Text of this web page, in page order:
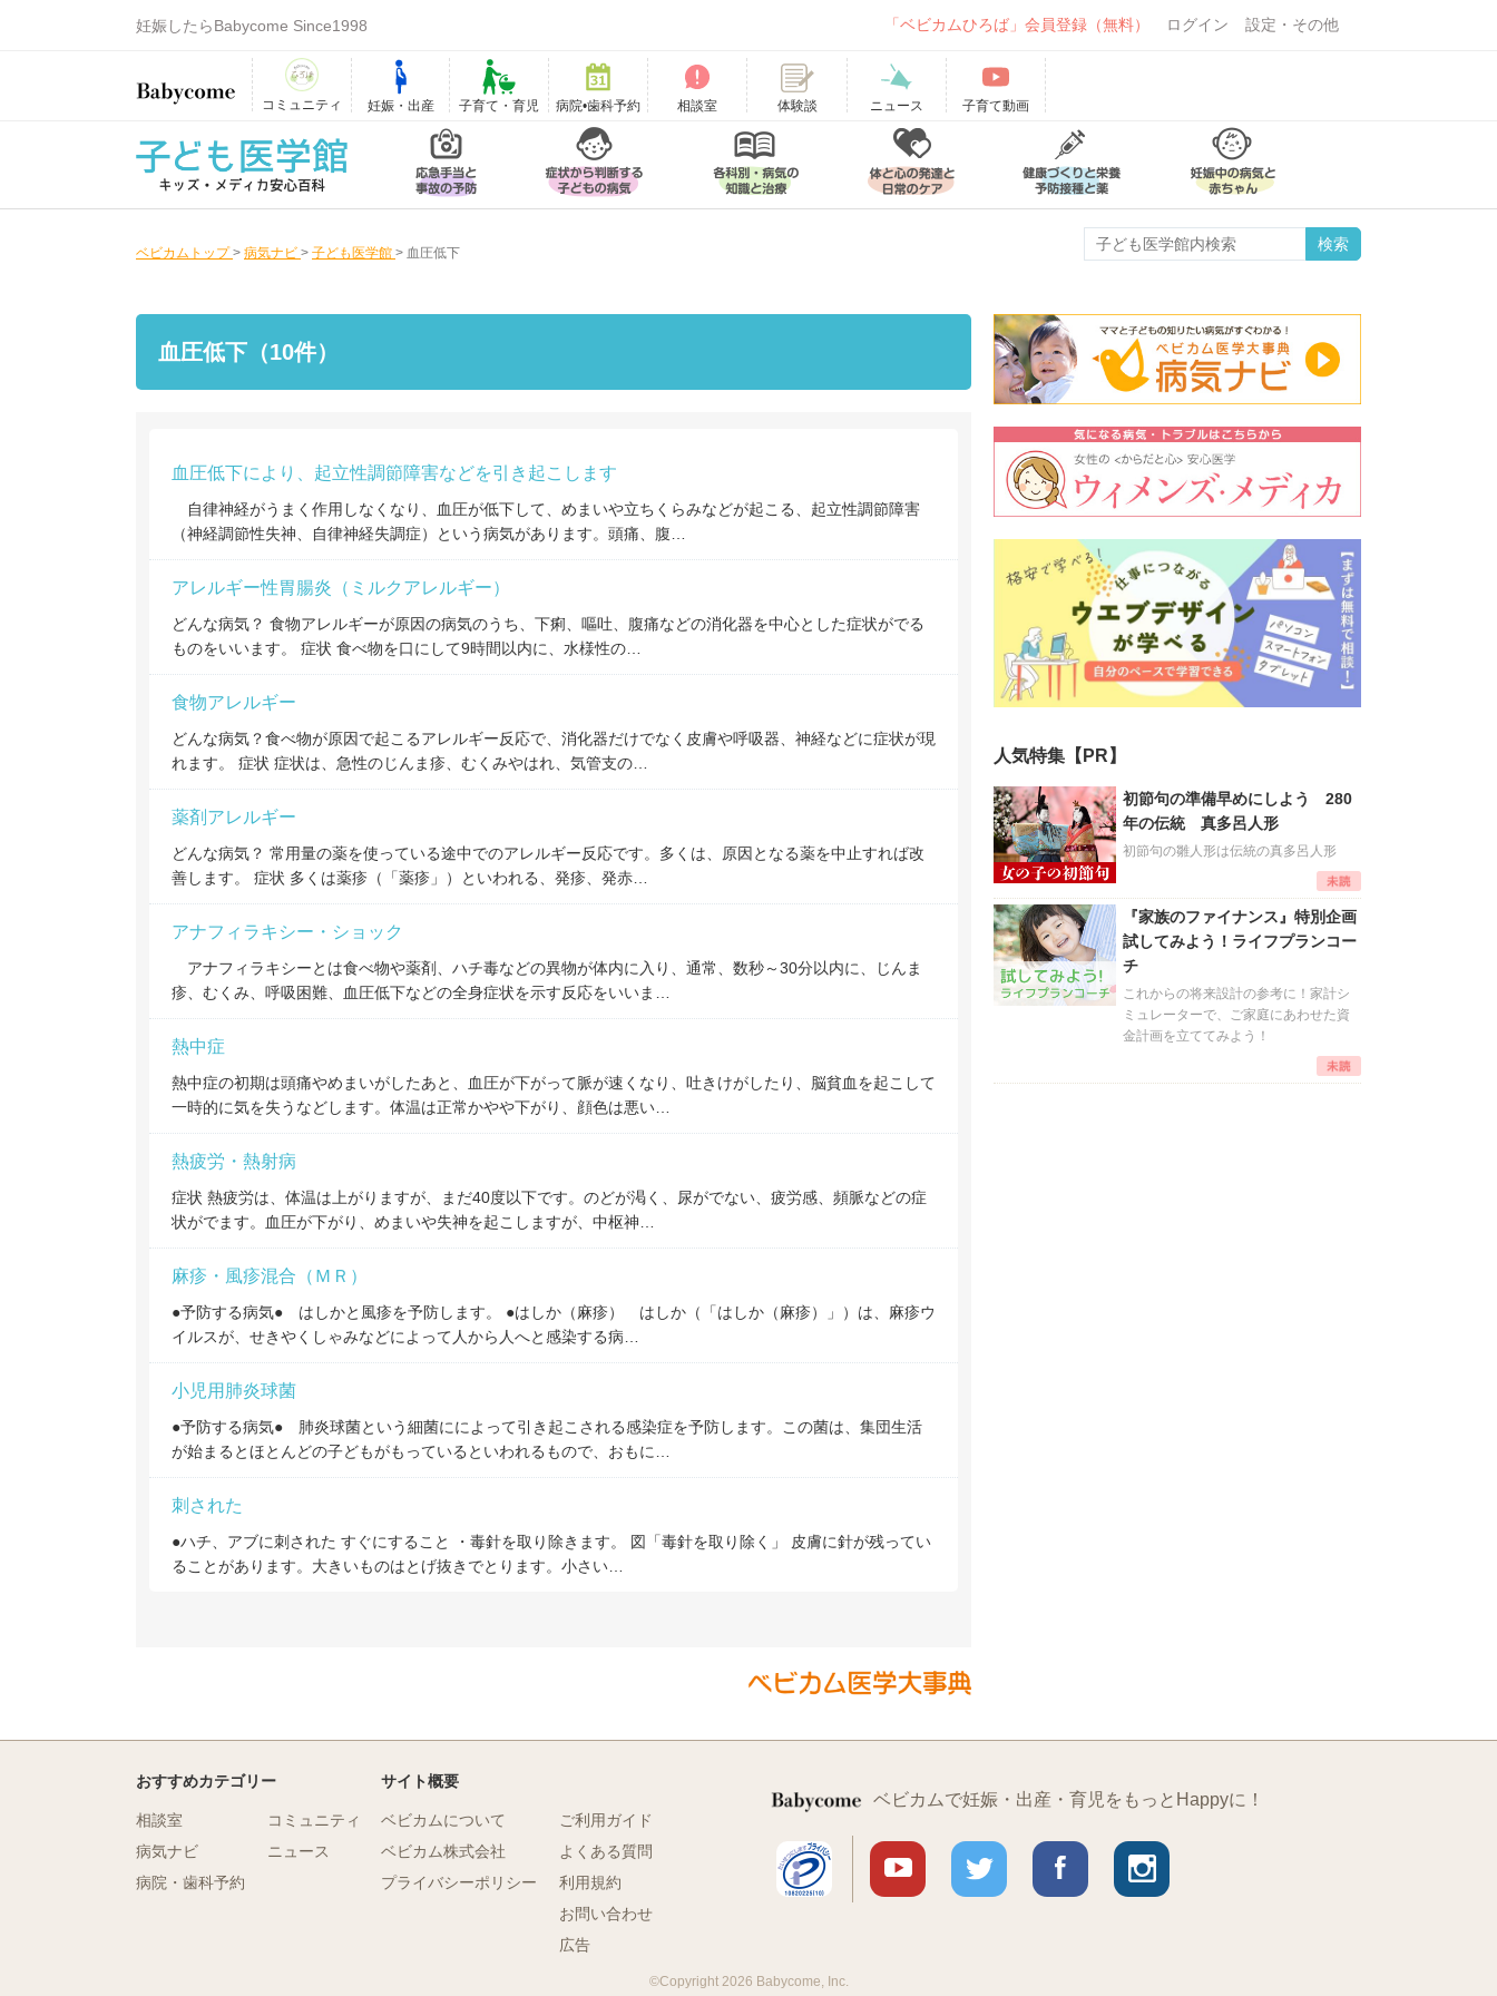
妊娠したらBabycome Since1998 「ベビカムひろば」会員登録（無料） ログイン 設定・その他
コミュニティ 妊娠・出産 子育て・育児 病院•歯科予約 相談室 体験談 ニュース 子育て動画
ベビカムトップ > 病気ナビ > 子ども医学館 > 血圧低下
血圧低下（10件）
血圧低下により、起立性調節障害などを引き起こします
自律神経がうまく作用しなくなり、血圧が低下して、めまいや立ちくらみなどが起こる、起立性調節障害
（神経調節性失神、自律神経失調症）という病気があります。頭痛、腹…
アレルギー性胃腸炎（ミルクアレルギー）
どんな病気？ 食物アレルギーが原因の病気のうち、下痢、嘔吐、腹痛などの消化器を中心とした症状がでる
ものをいいます。 症状 食べ物を口にして9時間以内に、水様性の…
食物アレルギー
どんな病気？食べ物が原因で起こるアレルギー反応で、消化器だけでなく皮膚や呼吸器、神経などに症状が現
れます。 症状 症状は、急性のじんま疹、むくみやはれ、気管支の…
薬剤アレルギー
どんな病気？ 常用量の薬を使っている途中でのアレルギー反応です。多くは、原因となる薬を中止すれば改
善します。 症状 多くは薬疹（「薬疹」）といわれる、発疹、発赤…
アナフィラキシー・ショック
アナフィラキシーとは食べ物や薬剤、ハチ毒などの異物が体内に入り、通常、数秒～30分以内に、じんま
疹、むくみ、呼吸困難、血圧低下などの全身症状を示す反応をいいま…
熱中症
熱中症の初期は頭痛やめまいがしたあと、血圧が下がって脈が速くなり、吐きけがしたり、脳貧血を起こして
一時的に気を失うなどします。体温は正常かやや下がり、顔色は悪い…
熱疲労・熱射病
症状 熱疲労は、体温は上がりますが、まだ40度以下です。のどが渇く、尿がでない、疲労感、頻脈などの症
状がでます。血圧が下がり、めまいや失神を起こしますが、中枢神…
麻疹・風疹混合（ＭＲ）
●予防する病気● はしかと風疹を予防します。 ●はしか（麻疹） はしか（「はしか（麻疹）」）は、麻疹ウ
イルスが、せきやくしゃみなどによって人から人へと感染する病…
小児用肺炎球菌
●予防する病気● 肺炎球菌という細菌にによって引き起こされる感染症を予防します。この菌は、集団生活
が始まるとほとんどの子どもがもっているといわれるもので、おもに…
刺された
●ハチ、アブに刺された すぐにすること ・毒針を取り除きます。 図「毒針を取り除く」 皮膚に針が残ってい
ることがあります。大きいものはとげ抜きでとります。小さい…
人気特集【PR】
初節句の準備早めにしよう 280
年の伝統 真多呂人形
初節句の雛人形は伝統の真多呂人形
『家族のファイナンス』特別企画
試してみよう！ライフプランコー
チ
これからの将来設計の参考に！家計シ
ミュレーターで、ご家庭にあわせた資
金計画を立ててみよう！
ベビカムで妊娠・出産・育児をもっとHappyに！
おすすめカテゴリー
相談室
病気ナビ
病院・歯科予約
コミュニティ
ニュース
サイト概要
ベビカムについて
ベビカム株式会社
プライバシーポリシー
ご利用ガイド
よくある質問
利用規約
お問い合わせ
広告
©Copyright 2026 Babycome, Inc.